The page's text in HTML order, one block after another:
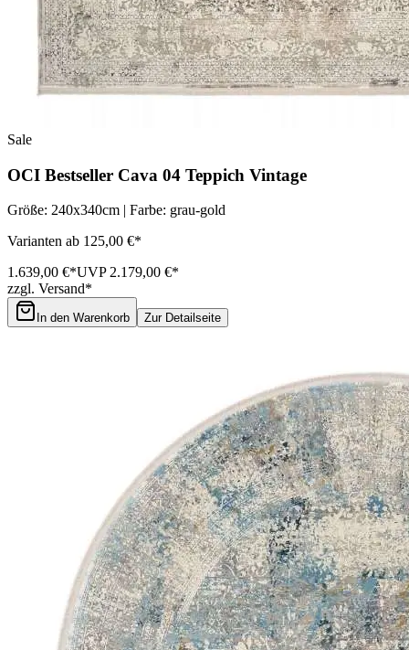
Sale
OCI Bestseller Cava 04 Teppich Vintage
Größe: 240x340cm | Farbe: grau-gold
Varianten ab 125,00 €*
1.639,00 €*UVP 2.179,00 €*
zzgl. Versand*
In den Warenkorb Zur Detailseite